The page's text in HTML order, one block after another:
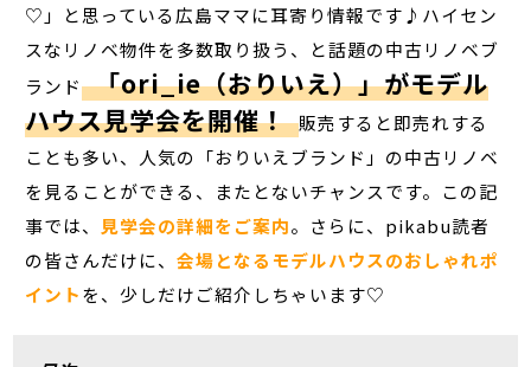
♡」と思っている広島ママに耳寄り情報です♪ハイセン
スなリノベ物件を多数取り扱う、と話題の中古リノベブ
ランド 「ori_ie（おりいえ）」がモデル
ハウス見学会を開催！ 販売すると即売れする
ことも多い、人気の「おりいえブランド」の中古リノベ
を見ることができる、またとないチャンスです。この記
事では、見学会の詳細をご案内。さらに、pikabu読者
の皆さんだけに、会場となるモデルハウスのおしゃれポ
イントを、少しだけご紹介しちゃいます♡